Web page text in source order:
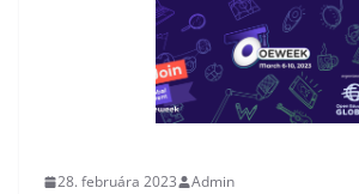
28. februára 2023 Admin